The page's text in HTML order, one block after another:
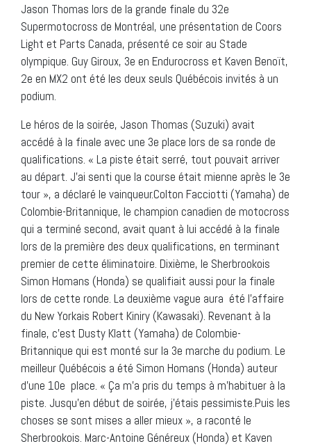
Jason Thomas lors de la grande finale du 32e
Supermotocross de Montréal, une présentation de Coors
Light et Parts Canada, présenté ce soir au Stade
olympique. Guy Giroux, 3e en Endurocross et Kaven Benoït,
2e en MX2 ont été les deux seuls Québécois invités à un
podium.
Le héros de la soirée, Jason Thomas (Suzuki) avait
accédé à la finale avec une 3e place lors de sa ronde de
qualifications. « La piste était serré, tout pouvait arriver
au départ. J’ai senti que la course était mienne après le 3e
tour », a déclaré le vainqueur.Colton Facciotti (Yamaha) de
Colombie-Britannique, le champion canadien de motocross
qui a terminé second, avait quant à lui accédé à la finale
lors de la première des deux qualifications, en terminant
premier de cette éliminatoire. Dixième, le Sherbrookois
Simon Homans (Honda) se qualifiait aussi pour la finale
lors de cette ronde. La deuxième vague aura été l’affaire
du New Yorkais Robert Kiniry (Kawasaki). Revenant à la
finale, c’est Dusty Klatt (Yamaha) de Colombie-
Britannique qui est monté sur la 3e marche du podium. Le
meilleur Québécois a été Simon Homans (Honda) auteur
d’une 10e place. « Ça m’a pris du temps à m’habituer à la
piste. Jusqu’en début de soirée, j’étais pessimiste.Puis les
choses se sont mises a aller mieux », a raconté le
Sherbrookois. Marc-Antoine Généreux (Honda) et Kaven